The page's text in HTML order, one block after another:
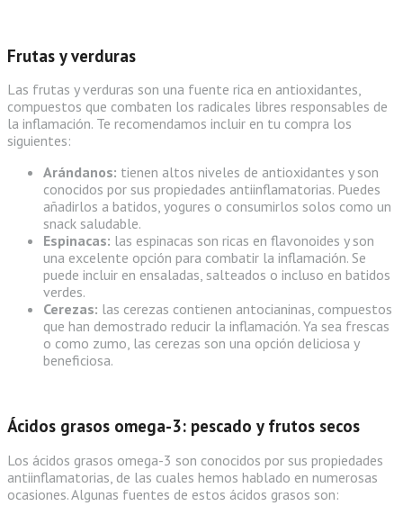
Frutas y verduras
Las frutas y verduras son una fuente rica en antioxidantes,
compuestos que combaten los radicales libres responsables de
la inflamación. Te recomendamos incluir en tu compra los
siguientes:
Arándanos: tienen altos niveles de antioxidantes y son
conocidos por sus propiedades antiinflamatorias. Puedes
añadirlos a batidos, yogures o consumirlos solos como un
snack saludable.
Espinacas: las espinacas son ricas en flavonoides y son
una excelente opción para combatir la inflamación. Se
puede incluir en ensaladas, salteados o incluso en batidos
verdes.
Cerezas: las cerezas contienen antocianinas, compuestos
que han demostrado reducir la inflamación. Ya sea frescas
o como zumo, las cerezas son una opción deliciosa y
beneficiosa.
Ácidos grasos omega-3: pescado y frutos secos
Los ácidos grasos omega-3 son conocidos por sus propiedades
antiinflamatorias, de las cuales hemos hablado en numerosas
ocasiones. Algunas fuentes de estos ácidos grasos son: